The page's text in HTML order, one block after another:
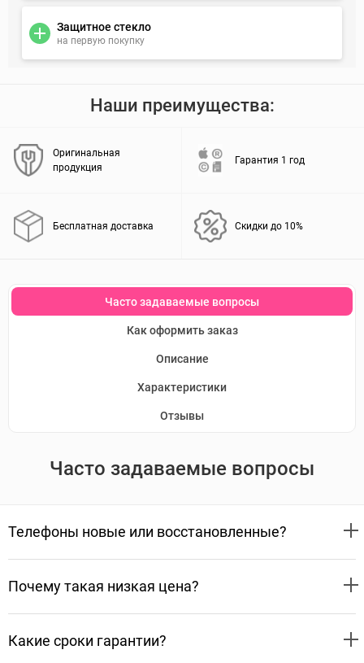
Защитное стекло
на первую покупку
Наши преимущества:
Оригинальная
продукция
Гарантия 1 год
Бесплатная доставка Скидки до 10%
Часто задаваемые вопросы
Как оформить заказ
Описание
Характеристики
Отзывы
Часто задаваемые вопросы
Телефоны новые или восстановленные?
Почему такая низкая цена?
Какие сроки гарантии?